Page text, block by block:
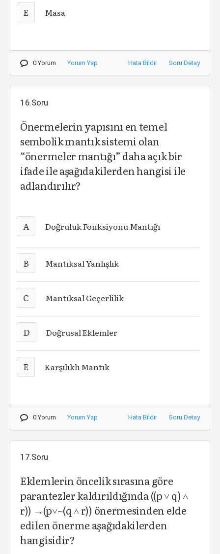
E Masa
0 Yorum Yorum Yap Hata Bildir Soru Detay
16.Soru
Önermelerin yapısını en temel
sembolik mantık sistemi olan
“önermeler mantığı” daha açık bir
ifade ile aşağıdakilerden hangisi ile
adlandırılır?
A Doğruluk Fonksiyonu Mantığı
B Mantıksal Yanlışlık
C Mantıksal Geçerlilik
D Doğrusal Eklemler
E Karşılıklı Mantık
0 Yorum Yorum Yap Hata Bildir Soru Detay
17.Soru
Eklemlerin öncelik sırasına göre
parantezler kaldırıldığında ((p ˅ q) ˄
r)) →(p˅~(q ˄ r)) önermesinden elde
edilen önerme aşağıdakilerden
hangisidir?